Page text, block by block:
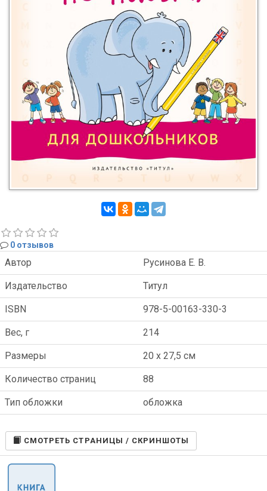
0 отзывов
Автор Русинова Е. В.
Издательство Титул
ISBN 978-5-00163-330-3
Вес, г 214
Размеры 20 x 27,5 см
Количество страниц 88
Тип обложки обложка
CМОТРЕТЬ СТРАНИЦЫ / СКРИНШОТЫ